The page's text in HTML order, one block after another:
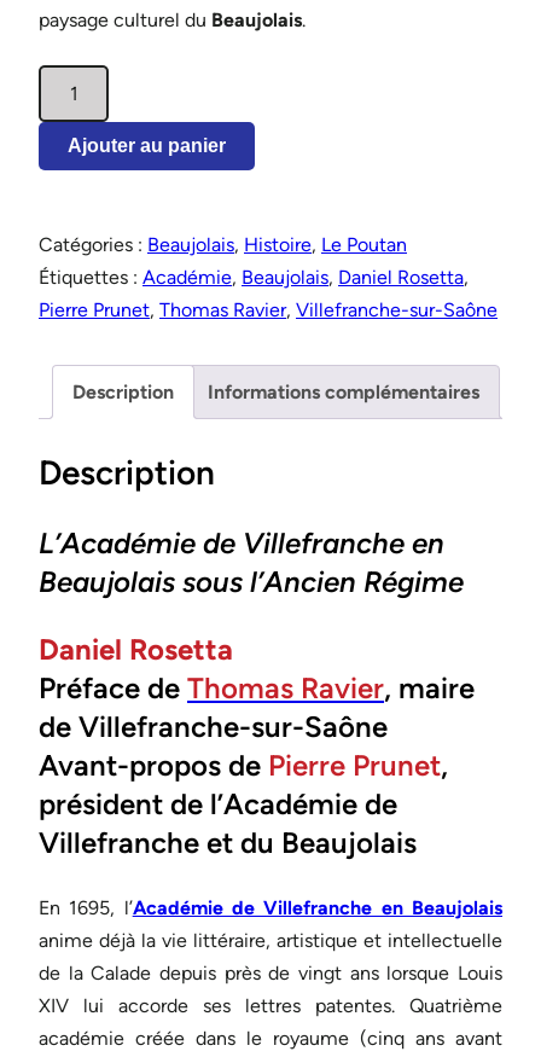
paysage culturel du Beaujolais.
de
L'Académie
de
en
Beaujolais
sous
Régime
Ajouter au panier
Catégories : Beaujolais, Histoire, Le Poutan
Étiquettes : Académie, Beaujolais, Daniel Rosetta,
Pierre Prunet, Thomas Ravier, Villefranche-sur-Saône
Description Informations complémentaires
Description
L’Académie de Villefranche en
Beaujolais sous l’Ancien Régime
Daniel Rosetta
Préface de Thomas Ravier, maire
de Villefranche-sur-Saône
Avant-propos de Pierre Prunet,
président de l’Académie de
Villefranche et du Beaujolais
En 1695, l’Académie de Villefranche en Beaujolais
anime déjà la vie littéraire, artistique et intellectuelle
de la Calade depuis près de vingt ans lorsque Louis
XIV lui accorde ses lettres patentes. Quatrième
académie créée dans le royaume (cinq ans avant